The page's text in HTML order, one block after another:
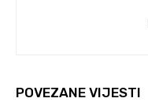
POVEZANE VIJESTI